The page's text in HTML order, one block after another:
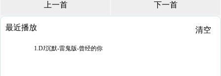
上一首 下一首
最近播放 清空
1.DJ沉默-雷鬼版-曾经的你